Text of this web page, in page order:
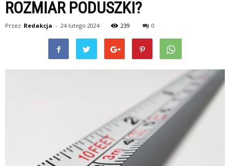
ROZMIAR PODUSZKI?
Przez Redakcja - 24 lutego 2024 239 0